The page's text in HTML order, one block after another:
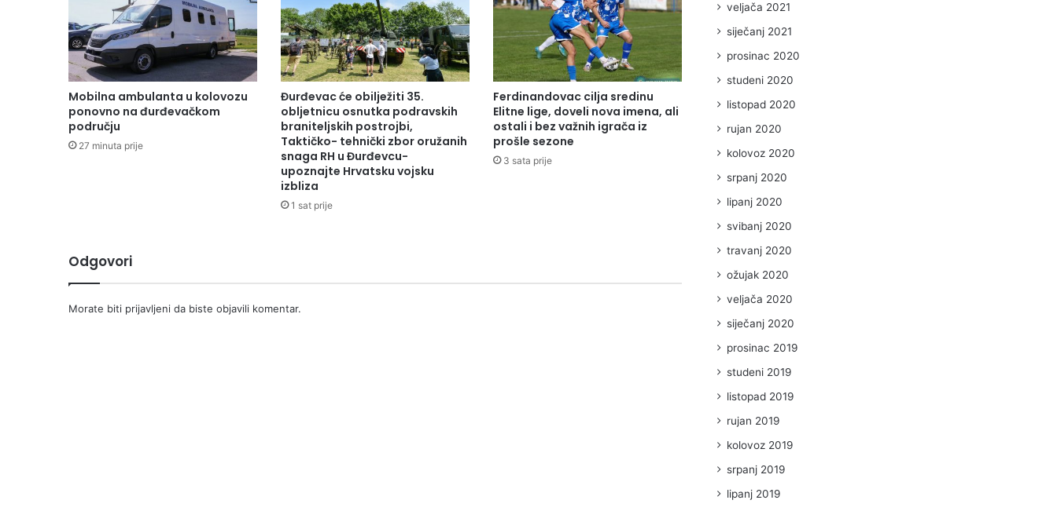
Mobilna ambulanta u kolovozu
ponovno na đurđevačkom
području
27 minuta prije
Đurđevac će obilježiti 35.
obljetnicu osnutka podravskih
braniteljskih postrojbi,
Taktičko- tehnički zbor oružanih
snaga RH u Đurđevcu-
upoznajte Hrvatsku vojsku
izbliza
1 sat prije
Ferdinandovac cilja sredinu
Elitne lige, doveli nova imena, ali
ostali i bez važnih igrača iz
prošle sezone
3 sata prije
Odgovori
Morate biti prijavljeni da biste objavili komentar.
veljača 2021
siječanj 2021
prosinac 2020
studeni 2020
listopad 2020
rujan 2020
kolovoz 2020
srpanj 2020
lipanj 2020
svibanj 2020
travanj 2020
ožujak 2020
veljača 2020
siječanj 2020
prosinac 2019
studeni 2019
listopad 2019
rujan 2019
kolovoz 2019
srpanj 2019
lipanj 2019